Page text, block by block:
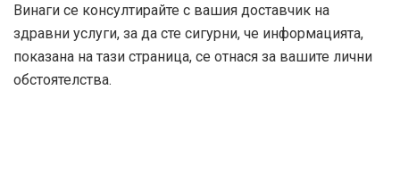
Винаги се консултирайте с вашия доставчик на
здравни услуги, за да сте сигурни, че информацията,
показана на тази страница, се отнася за вашите лични
обстоятелства.